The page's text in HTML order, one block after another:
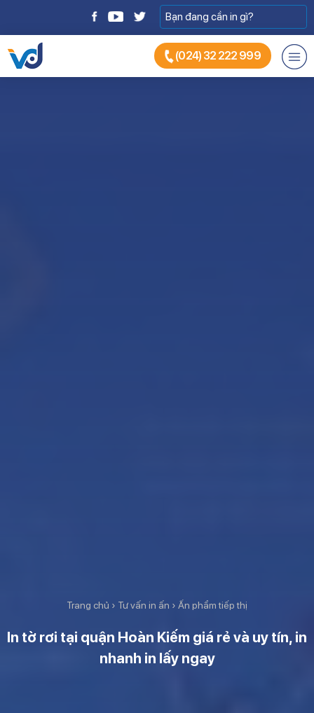
(024) 32 222 999
Trang chủ › Tư vấn in ấn › Ấn phẩm tiếp thị
In tờ rơi tại quận Hoàn Kiếm giá rẻ và uy tín, in
nhanh in lấy ngay